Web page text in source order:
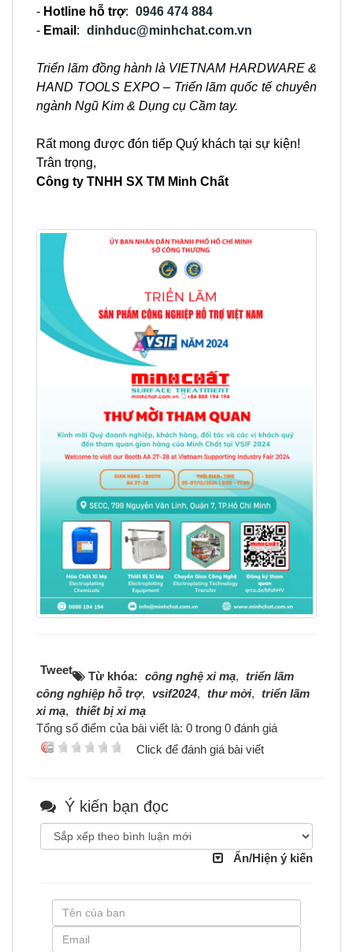
- Hotline hỗ trợ: 0946 474 884
- Email : dinhduc@minhchat.com.vn
Triển lãm đồng hành là VIETNAM HARDWARE &
HAND TOOLS EXPO – Triển lãm quốc tế chuyên
ngành Ngũ Kim & Dụng cụ Cầm tay.
Rất mong được đón tiếp Quý khách tại sự kiện!
Trân trọng,
Công ty TNHH SX TM Minh Chất
Tweet Từ khóa: công nghệ xi mạ, triển lãm
công nghiệp hỗ trợ, vsif2024, thư mời, triển lãm
xi mạ, thiết bị xi mạ
Tổng số điểm của bài viết là: 0 trong 0 đánh giá
Click để đánh giá bài viết
Ý kiến bạn đọc
Ẩn/Hiện ý kiến